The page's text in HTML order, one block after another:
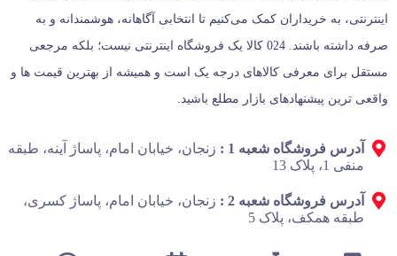
اینترنتی، به خریداران کمک می‌کنیم تا انتخابی آگاهانه، هوشمندانه و به‌
صرفه داشته باشند. 024 کالا یک فروشگاه اینترنتی نیست؛ بلکه مرجعی
مستقل برای معرفی کالاهای درجه یک است و همیشه از بهترین قیمت‌ ها و
واقعی‌ ترین پیشنهادهای بازار مطلع باشید.
آدرس فروشگاه شعبه 1 :
زنجان، خیابان امام، پاساژ آینه، طبقه
منفی 1، پلاک 13
آدرس فروشگاه شعبه 2 :
زنجان، خیابان امام، پاساژ کسری،
طبقه همکف، پلاک 5